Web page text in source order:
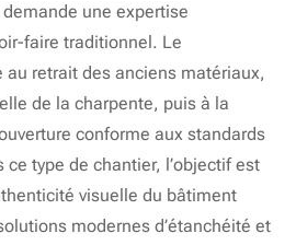
une expertise
faire traditionnel. Le
au retrait des anciens matériaux,
de la charpente, puis à la
conforme aux standards
type de chantier, l’objectif est
visuelle du bâtiment
modernes d’étanchéité et